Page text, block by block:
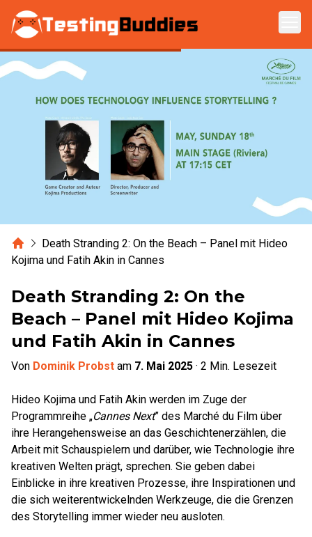
Zum Hauptinhalt springen
HomeDeath Stranding 2: On the Beach – Panel mit Hideo
Kojima und Fatih Akin in Cannes
Death Stranding 2: On the
Beach – Panel mit Hideo Kojima
und Fatih Akin in Cannes
Von Dominik Probst am 7. Mai 2025 · 2 Min. Lesezeit
Hideo Kojima und Fatih Akin werden im Zuge der
Programmreihe „Cannes Next” des Marché du Film über
ihre Herangehensweise an das Geschichtenerzählen, die
Arbeit mit Schauspielern und darüber, wie Technologie ihre
kreativen Welten prägt, sprechen. Sie geben dabei
Einblicke in ihre kreativen Prozesse, ihre Inspirationen und
die sich weiterentwickelnden Werkzeuge, die die Grenzen
des Storytelling immer wieder neu ausloten.